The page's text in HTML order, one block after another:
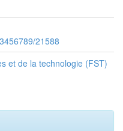
21588
et de la technologie (FST)